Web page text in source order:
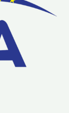
trình khuyến